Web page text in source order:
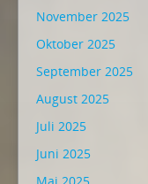
November 2025
Oktober 2025
September 2025
August 2025
Juli 2025
Juni 2025
Mai 2025